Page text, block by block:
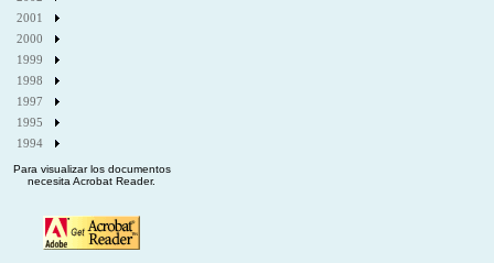
2001
2000
1999
1998
1997
1995
1994
Para visualizar los documentos
necesita Acrobat Reader.